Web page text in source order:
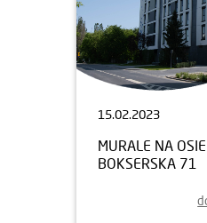
15.02.2023
MURALE NA
BOKSERSKA 71